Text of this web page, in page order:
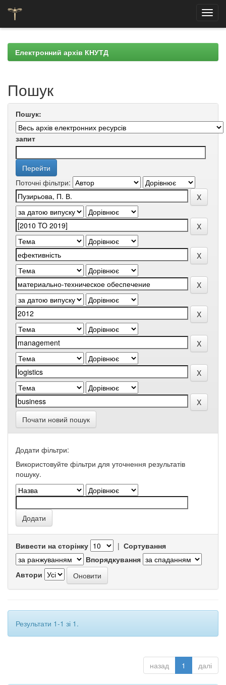
navigationЕлектронний архів КНУТД
Пошук
Пошук:
запит
Поточні фільтри:
Почати новий пошук
Додати фільтри:
Використовуйте фільтри для уточнення результатів
пошуку.
Вивести на сторінку | Сортування
Впорядкування
Автори
Результати 1-1 зі 1.
назад 1 далі